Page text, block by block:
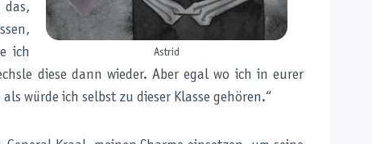
Astrid
das,
ich
diese dann wieder. Aber egal wo ich in eurer
würde ich selbst zu dieser Klasse gehören.“